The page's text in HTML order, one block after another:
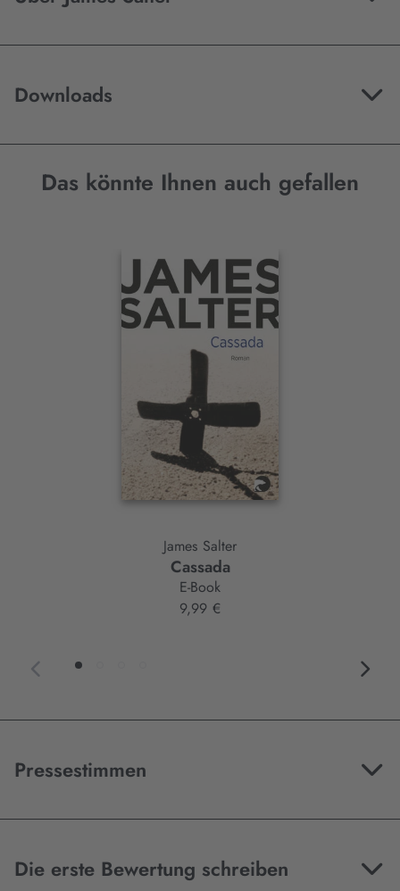
Downloads
Das könnte Ihnen auch gefallen
Interaktives
James Salter
Cassada
E-Book
9,99 €
Pressestimmen
Die erste Bewertung schreiben